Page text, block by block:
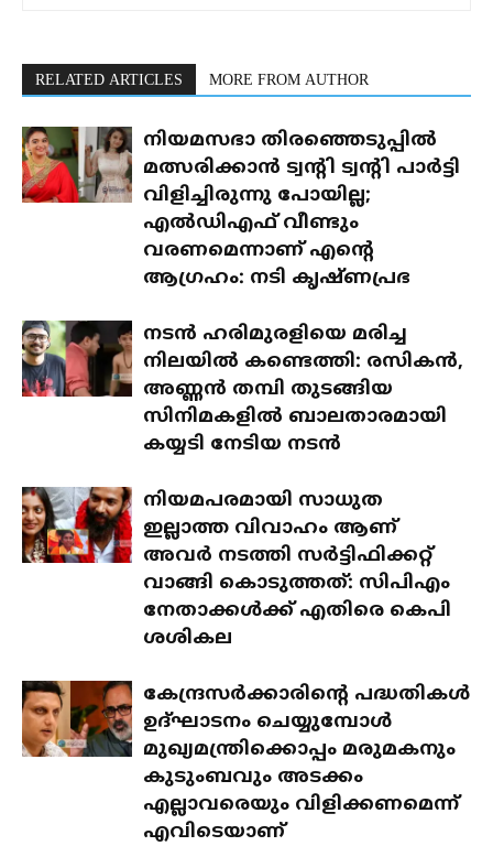
RELATED ARTICLES MORE FROM AUTHOR
നിയമസഭാ തിരഞ്ഞെടുപ്പിൽ
മത്സരിക്കാൻ ട്വന്റി ട്വന്റി പാർട്ടി
വിളിച്ചിരുന്നു പോയില്ല;
എൽഡിഎഫ് വീണ്ടും
വരണമെന്നാണ് എന്റെ
ആഗ്രഹം: നടി കൃഷ്ണപ്രഭ
നടൻ ഹരിമുരളിയെ മരിച്ച
നിലയിൽ കണ്ടെത്തി: രസികൻ,
അണ്ണൻ തമ്പി തുടങ്ങിയ
സിനിമകളിൽ ബാലതാരമായി
കയ്യടി നേടിയ നടൻ
നിയമപരമായി സാധുത
ഇല്ലാത്ത വിവാഹം ആണ്
അവർ നടത്തി സർട്ടിഫിക്കറ്റ്
വാങ്ങി കൊടുത്തത്: സിപിഎം
നേതാക്കൾക്ക് എതിരെ കെപി
ശശികല
കേന്ദ്രസർക്കാരിന്റെ പദ്ധതികൾ
ഉദ്ഘാടനം ചെയ്യുമ്പോൾ
മുഖ്യമന്ത്രിക്കൊപ്പം മരുമകനും
കുടുംബവും അടക്കം
എല്ലാവരെയും വിളിക്കണമെന്ന്
എവിടെയാണ്